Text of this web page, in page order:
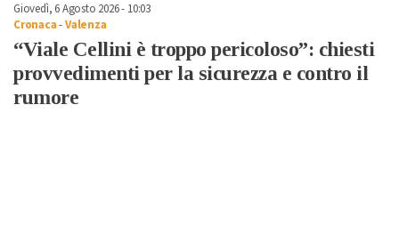
Giovedì, 6 Agosto 2026 - 10:03
Cronaca-Valenza
“Viale Cellini è troppo pericoloso”: chiesti
provvedimenti per la sicurezza e contro il
rumore